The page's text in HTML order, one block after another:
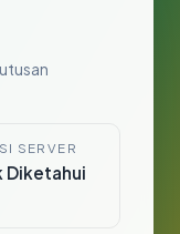
SERVER
Diketahui